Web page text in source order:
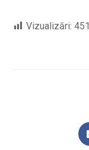
Vizualizări: 451